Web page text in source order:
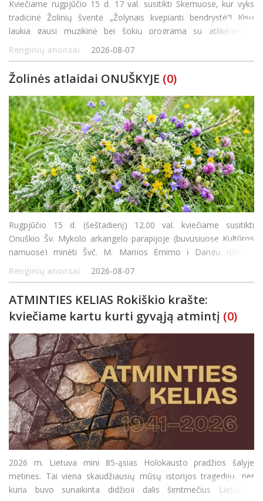
Kviečiame rugpjūčio 15 d. 17 val. susitikti Skemuose, kur vyks
tradicinė Žolinių šventė „Žolynais kvepianti bendrystė“! Jūsų
laukia gausi muzikinė bei šokių programa su atlikėjais iš
Panevėžio rajono bei Rokiškio, bendro žolynų paveikslo kūrimas
ir jaukios va
Renginių anonsai 2026-08-07
Žolinės atlaidai ONUŠKYJE (0)
Rugpjūčio 15 d. (šeštadienį) 12.00 val. kviečiame susitikti
Onuškio Šv. Mykolo arkangelo parapijoje (buvusiuose Kultūros
namuose) minėti Švč. M. Marijos Ėmimo į Dangų iškilmę.
Šventės metu bus aukojamos Šv. Mišios, laiminamas metų derli
Renginių anonsai 2026-08-07
ATMINTIES KELIAS Rokiškio krašte:
kviečiame kartu kurti gyvąją atmintį (0)
2026 m. Lietuva mini 85-ąsias Holokausto pradžios šalyje
metines. Tai viena skaudžiausių mūsų istorijos tragedijų, per
kurią buvo sunaikinta didžioji dalis šimtmečius Lietuvoje